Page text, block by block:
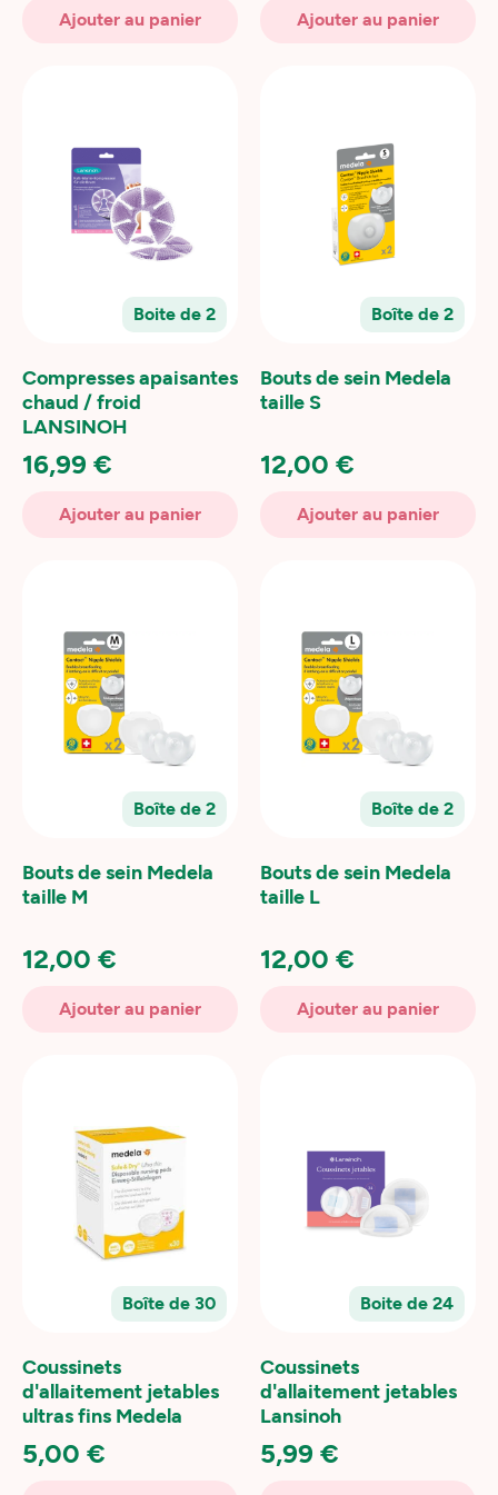
Ajouter au panier Ajouter au panier
Boite de 2
Compresses apaisantes
chaud / froid
LANSINOH
16,99 €
Ajouter au panier
Boîte de 2
Bouts de sein Medela
taille S
12,00 €
Ajouter au panier
Boîte de 2
Bouts de sein Medela
taille M
12,00 €
Ajouter au panier
Boîte de 2
Bouts de sein Medela
taille L
12,00 €
Ajouter au panier
Boîte de 30
Coussinets
d'allaitement jetables
ultras fins Medela
5,00 €
Boite de 24
Coussinets
d'allaitement jetables
Lansinoh
5,99 €